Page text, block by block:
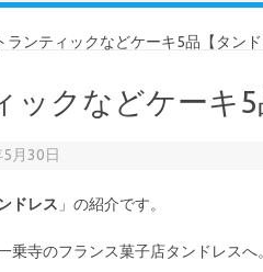
ランティックなどケーキ5品【タンド
ックなどケーキ5
月30日
ドレス 」の紹介です。
乗寺のフランス菓子店タンドレス